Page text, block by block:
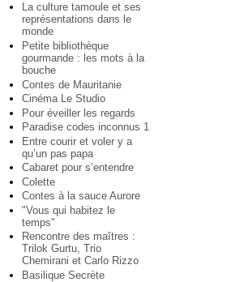
La culture tamoule et ses
représentations dans le
monde
Petite bibliothèque
gourmande : les mots à la
bouche
Contes de Mauritanie
Cinéma Le Studio
Pour éveiller les regards
Paradise codes inconnus 1
Entre courir et voler y a
qu’un pas papa
Cabaret pour s’entendre
Colette
Contes à la sauce Aurore
"Vous qui habitez le
temps"
Rencontre des maîtres :
Trilok Gurtu, Trio
Chemirani et Carlo Rizzo
Basilique Secrète